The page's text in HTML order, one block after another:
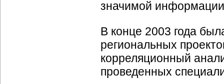
значимой
В конце 2003 года
региональных
корреляционный
проведенных